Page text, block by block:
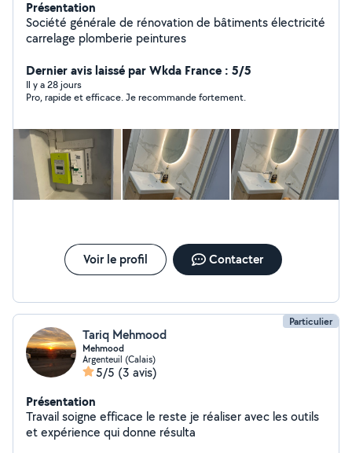
Présentation
Société générale de rénovation de bâtiments électricité
carrelage plomberie peintures
Dernier avis laissé par Wkda France : 5/5
Il y a 28 jours
Pro, rapide et efficace. Je recommande fortement.
Voir le profil Contacter
Particulier
Tariq Mehmood
Mehmood
Argenteuil (Calais)
5/5 (3 avis)
Présentation
Travail soigne efficace le reste je réaliser avec les outils
et expérience qui donne résulta